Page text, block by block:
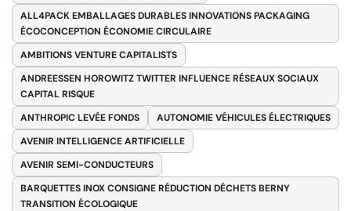
ALL4PACK EMBALLAGES DURABLES INNOVATIONS PACKAGING
ÉCOCONCEPTION ÉCONOMIE CIRCULAIRE
AMBITIONS VENTURE CAPITALISTS
ANDREESSEN HOROWITZ TWITTER INFLUENCE RÉSEAUX SOCIAUX
CAPITAL RISQUE
ANTHROPIC LEVÉE FONDS
AUTONOMIE VÉHICULES ÉLECTRIQUES
AVENIR INTELLIGENCE ARTIFICIELLE
AVENIR SEMI-CONDUCTEURS
BARQUETTES INOX CONSIGNE RÉDUCTION DÉCHETS BERNY
TRANSITION ÉCOLOGIQUE